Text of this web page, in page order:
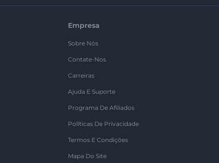
Empresa
Sobre Nós
Contate-Nos
Carreiras
Ajuda E Suporte
Programa De Afiliados
Políticas De Privacidade
Termos E Condições
Mapa Do Site